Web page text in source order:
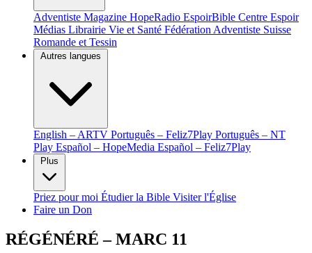
Adventiste Magazine HopeRadio EspoirBible Centre Espoir
Médias Librairie Vie et Santé Fédération Adventiste Suisse
Romande et Tessin
Autres langues
English – ARTV Português – Feliz7Play Português – NT
Play Español – HopeMedia Español – Feliz7Play
Plus
Priez pour moi Étudier la Bible Visiter l'Église
Faire un Don
RÉGÉNÉRÉ – MARC 11